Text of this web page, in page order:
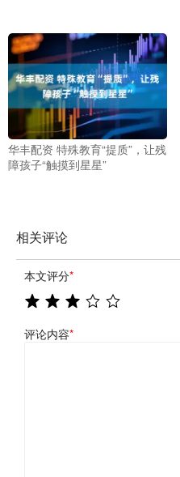
华丰配资 特殊教育“提质”，让残
障孩子“触摸到星星”
相关评论
本文评分*
评论内容*